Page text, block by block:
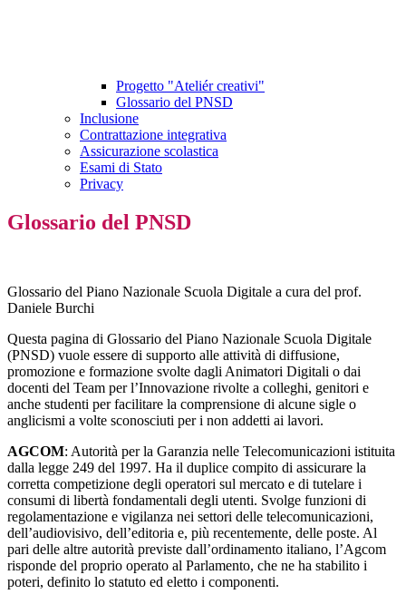
Progetto "Ateliér creativi"
Glossario del PNSD
Inclusione
Contrattazione integrativa
Assicurazione scolastica
Esami di Stato
Privacy
Glossario del PNSD
Glossario del Piano Nazionale Scuola Digitale a cura del prof.
Daniele Burchi
Questa pagina di Glossario del Piano Nazionale Scuola Digitale
(PNSD) vuole essere di supporto alle attività di diffusione,
promozione e formazione svolte dagli Animatori Digitali o dai
docenti del Team per l’Innovazione rivolte a colleghi, genitori e
anche studenti per facilitare la comprensione di alcune sigle o
anglicismi a volte sconosciuti per i non addetti ai lavori.
AGCOM: Autorità per la Garanzia nelle Telecomunicazioni istituita
dalla legge 249 del 1997. Ha il duplice compito di assicurare la
corretta competizione degli operatori sul mercato e di tutelare i
consumi di libertà fondamentali degli utenti. Svolge funzioni di
regolamentazione e vigilanza nei settori delle telecomunicazioni,
dell’audiovisivo, dell’editoria e, più recentemente, delle poste. Al
pari delle altre autorità previste dall’ordinamento italiano, l’Agcom
risponde del proprio operato al Parlamento, che ne ha stabilito i
poteri, definito lo statuto ed eletto i componenti.